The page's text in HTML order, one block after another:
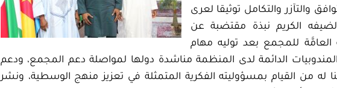
والتآزر والتكامل توثيقا لعرى
الكريم نبذة مقتضبة عن
العامَّة للمجمع بعد توليه مهام
الدائمة لدى المنظمة مناشدة دولها لمواصلة دعم المجمع، ودعم
من القيام بمسؤوليته الفكرية المتمثلة في تعزيز منهج الوسطية، ونشر